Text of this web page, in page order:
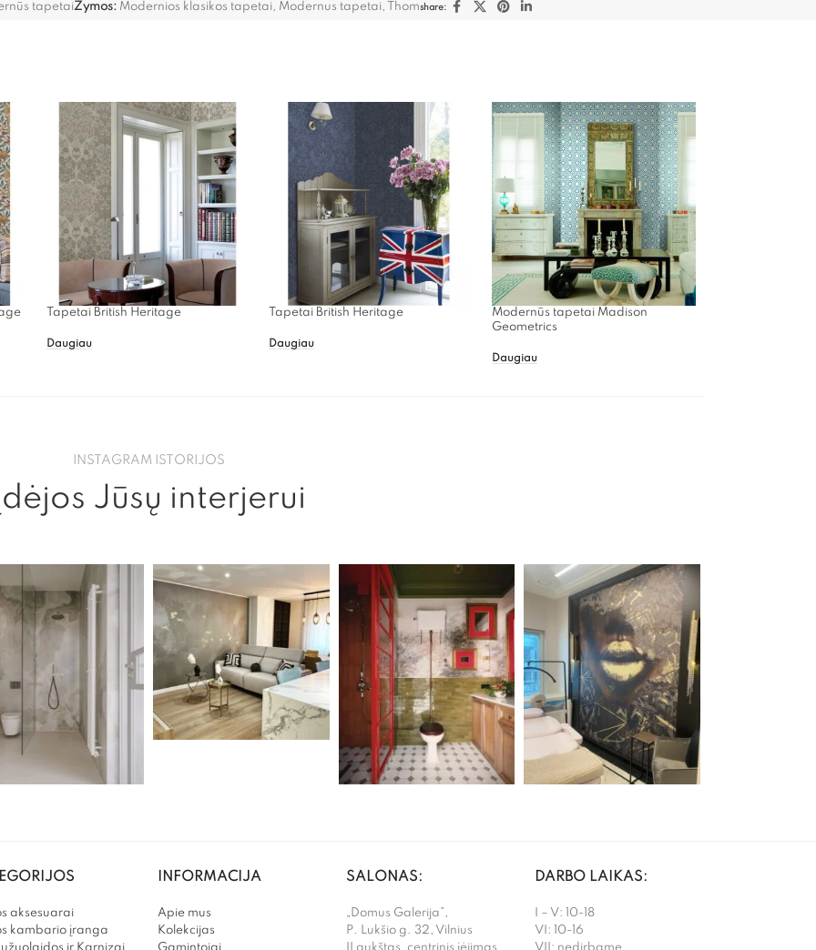
tapetaiŽymos: Modernios klasikos tapetai, Modernus tapetai, Thomshare:
Tapetai British Heritage
Daugiau
Tapetai British Heritage
Daugiau
Modernūs tapetai Madison
Geometrics
Daugiau
INSTAGRAM ISTORIJOS
Jūsų interjerui
aksesuarai
kambario įranga
užuolaidos ir Karnizai
INFORMACIJA
Apie mus
Kolekcijas
Gamintojai
SALONAS:
„Domus Galerija”,
P. Lukšio g. 32, Vilnius
II aukštas, centrinis įėjimas
DARBO LAIKAS:
I – V: 10-18
VI: 10-16
VII: nedirbame